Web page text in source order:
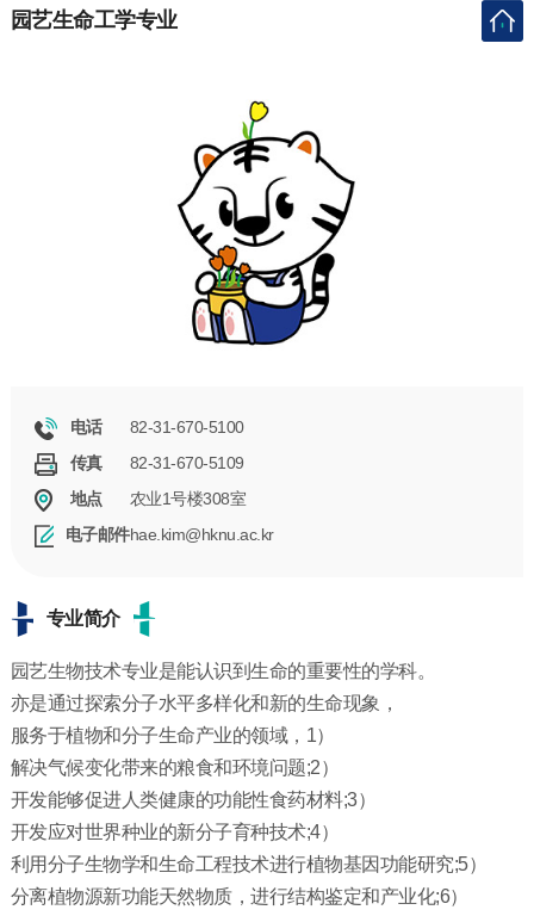
园艺生命工学专业
电话
82-31-670-5100
传真
82-31-670-5109
地点
农业1号楼308室
电子邮件hae.kim@hknu.ac.kr
专业简介
园艺生物技术专业是能认识到生命的重要性的学科。
亦是通过探索分子水平多样化和新的生命现象，
服务于植物和分子生命产业的领域，1）
解决气候变化带来的粮食和环境问题;2）
开发能够促进人类健康的功能性食药材料;3）
开发应对世界种业的新分子育种技术;4）
利用分子生物学和生命工程技术进行植物基因功能研究;5）
分离植物源新功能天然物质，进行结构鉴定和产业化;6）